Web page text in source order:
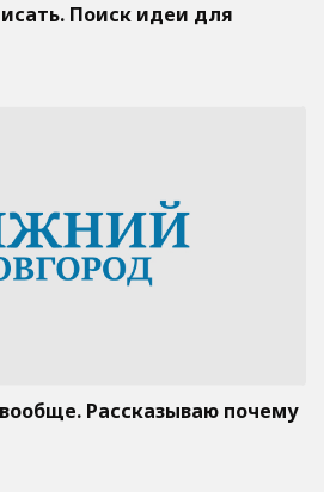
Поиск идеи для
Рассказываю почему